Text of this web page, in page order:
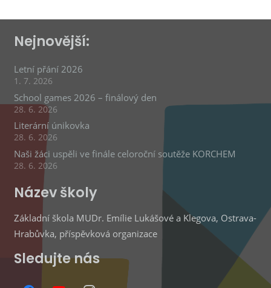
Nejnovější:
Letní přání 2026
1. 7. 2026
School games 2026 – finálový den
28. 6. 2026
Literární únikovka
28. 6. 2026
Naši žáci uspěli ve finále celoroční soutěže KORCHEM
28. 6. 2026
Název školy
Základní škola MUDr. Emílie Lukášové a Klegova, Ostrava-
Hrabůvka, příspěvková organizace
Sledujte nás